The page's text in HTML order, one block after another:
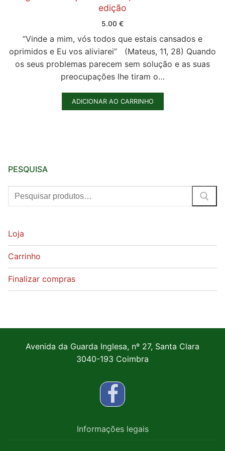
edição
5.00 €
“Vinde a mim, vós todos que estais cansados e
oprimidos e Eu vos aliviarei” (Mateus, 11, 28) Quando
os seus problemas parecem sem solução e as suas
preocupações lhe tiram o…
ADICIONAR AO CARRINHO
PESQUISA
Pesquisar
por:
Loja
Carrinho
Finalizar compras
Avenida da Guarda Inglesa, nº 27, Santa Clara
3040-193 Coimbra
Informações legais